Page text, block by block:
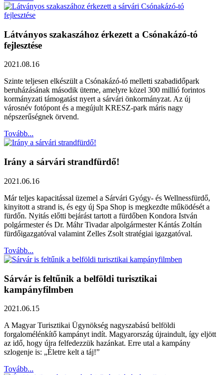
Látványos szakaszához érkezett a Csónakázó-tó
fejlesztése
2021.08.16
Szinte teljesen elkészült a Csónakázó-tó melletti szabadidőpark
beruházásának második üteme, amelyre közel 300 millió forintos
kormányzati támogatást nyert a sárvári önkormányzat. Az új
városnév fotópont és a megújult KRESZ-park máris nagy
népszerűségnek örvend.
Tovább...
Irány a sárvári strandfürdő!
2021.06.16
Már teljes kapacitással üzemel a Sárvári Gyógy- és Wellnessfürdő,
kinyitott a strand is, és egy új Spa Shop is megkezdte működését a
fürdőn. Nyitás előtti bejárást tartott a fürdőben Kondora István
polgármester és Dr. Máhr Tivadar alpolgármester Kántás Zoltán
fürdőigazgatóval valamint Zelles Zsolt stratégiai igazgatóval.
Tovább...
Sárvár is feltűnik a belföldi turisztikai
kampányfilmben
2021.06.15
A Magyar Turisztikai Ügynökség nagyszabású belföldi
forgalomélénkítő kampányt indít. Magyarország újraindult, így eljött
az idő, hogy újra felfedezzük hazánkat. Erre utal a kampány
szlogenje is: „Életre kelt a táj!”
Tovább...